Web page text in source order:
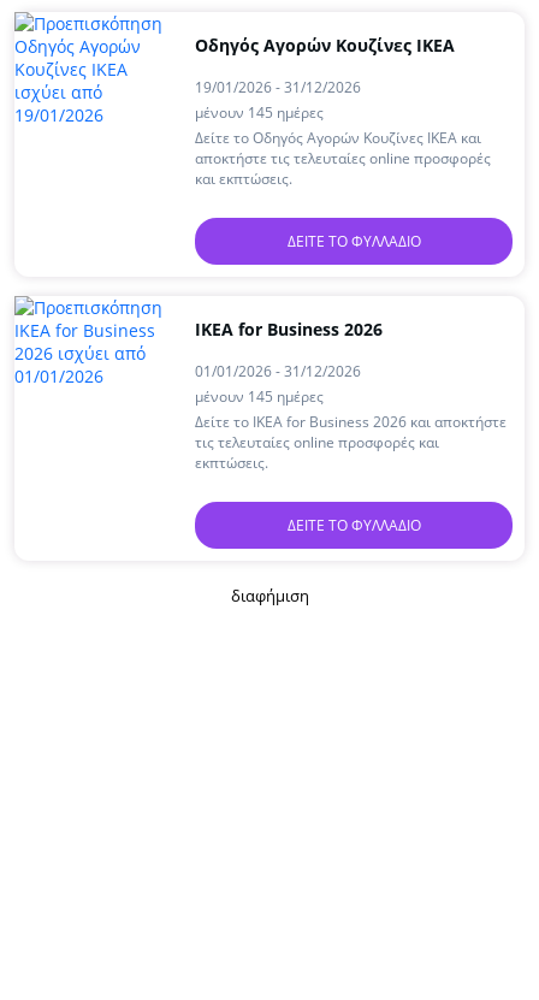
Οδηγός Αγορών Κουζίνες IKEA
19/01/2026 - 31/12/2026
μένουν 145 ημέρες
Δείτε το Οδηγός Αγορών Κουζίνες IKEA και
αποκτήστε τις τελευταίες online προσφορές
και εκπτώσεις.
ΔΕΊΤΕ ΤΟ ΦΥΛΛΆΔΙΟ
IKEA for Business 2026
01/01/2026 - 31/12/2026
μένουν 145 ημέρες
Δείτε το IKEA for Business 2026 και αποκτήστε
τις τελευταίες online προσφορές και
εκπτώσεις.
ΔΕΊΤΕ ΤΟ ΦΥΛΛΆΔΙΟ
διαφήμιση